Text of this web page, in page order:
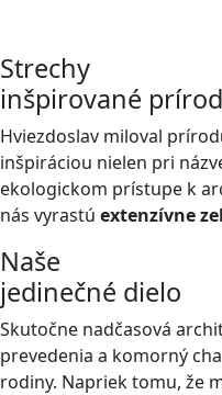
Strechy
inšpirované
Hviezdoslav miloval
inšpiráciou nielen pri
ekologickom prístupe k
nás vyrastú extenzívne
Naše
jedinečné dielo
Skutočne nadčasová
prevedenia a komorný
rodiny. Napriek tomu, že